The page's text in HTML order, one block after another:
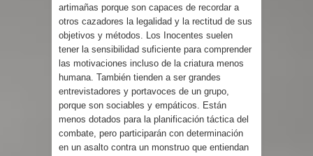
artimañas porque son capaces de recordar a
otros cazadores la legalidad y la rectitud de sus
objetivos y métodos. Los Inocentes suelen
tener la sensibilidad suficiente para comprender
las motivaciones incluso de la criatura menos
humana. También tienden a ser grandes
entrevistadores y portavoces de un grupo,
porque son sociables y empáticos. Están
menos dotados para la planificación táctica del
combate, pero participarán con determinación
en un asalto contra un monstruo que entiendan